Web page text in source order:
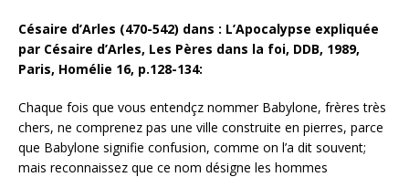
Césaire d’Arles (470-542) dans : L’Apocalypse expliquée
par Césaire d’Arles, Les Pères dans la foi, DDB, 1989,
Paris, Homélie 16, p.128-134:
Chaque fois que vous entendçz nommer Babylone, frères très
chers, ne comprenez pas une ville construite en pierres, parce
que Babylone signifie confusion, comme on l’a dit souvent;
mais reconnaissez que ce nom désigne les hommes